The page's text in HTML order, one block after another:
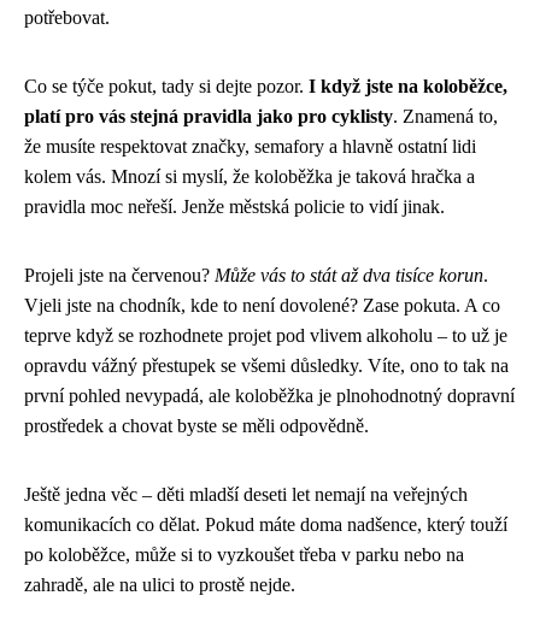
potřebovat.
Co se týče pokut, tady si dejte pozor. I když jste na koloběžce,
platí pro vás stejná pravidla jako pro cyklisty. Znamená to,
že musíte respektovat značky, semafory a hlavně ostatní lidi
kolem vás. Mnozí si myslí, že koloběžka je taková hračka a
pravidla moc neřeší. Jenže městská policie to vidí jinak.
Projeli jste na červenou? Může vás to stát až dva tisíce korun.
Vjeli jste na chodník, kde to není dovolené? Zase pokuta. A co
teprve když se rozhodnete projet pod vlivem alkoholu – to už je
opravdu vážný přestupek se všemi důsledky. Víte, ono to tak na
první pohled nevypadá, ale koloběžka je plnohodnotný dopravní
prostředek a chovat byste se měli odpovědně.
Ještě jedna věc – děti mladší deseti let nemají na veřejných
komunikacích co dělat. Pokud máte doma nadšence, který touží
po koloběžce, může si to vyzkoušet třeba v parku nebo na
zahradě, ale na ulici to prostě nejde.